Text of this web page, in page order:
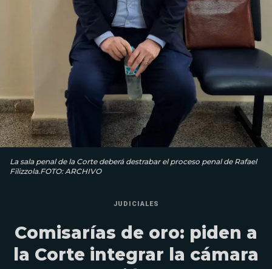
La sala penal de la Corte deberá destrabar el proceso penal de Rafael
Filizzola.FOTO: ARCHIVO
JUDICIALES
Comisarías de oro: piden a
la Corte integrar la cámara